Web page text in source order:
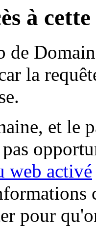
à
de
la
et le
web activé
pour